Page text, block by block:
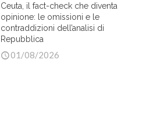
Ceuta, il fact-check che diventa
opinione: le omissioni e le
contraddizioni dell’analisi di
Repubblica
01/08/2026